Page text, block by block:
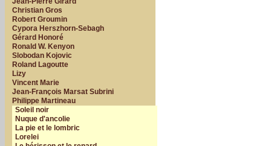
Christian Gros
Robert Groumin
Cypora Herszhorn-Sebagh
Gérard Honoré
Ronald W. Kenyon
Slobodan Kojovic
Roland Lagoutte
Lizy
Vincent Marie
Jean-François Marsat Subrini
Philippe Martineau
Soleil noir
Nuque d'ancolie
La pie et le lombric
Lorelei